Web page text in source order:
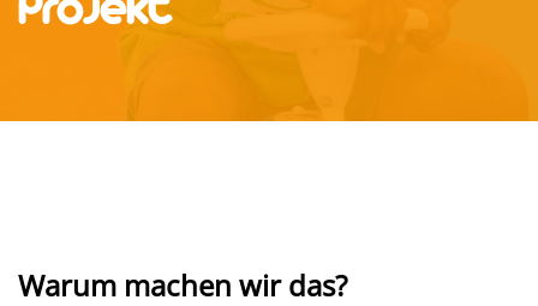
Warum machen wir das?